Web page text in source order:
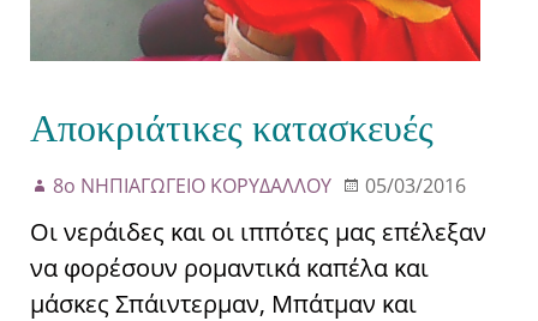
Αποκριάτικες κατασκευές
8ο ΝΗΠΙΑΓΩΓΕΙΟ ΚΟΡΥΔΑΛΛΟΥ 05/03/2016
Οι νεράιδες και οι ιππότες μας επέλεξαν
να φορέσουν ρομαντικά καπέλα και
μάσκες Σπάιντερμαν, Μπάτμαν και